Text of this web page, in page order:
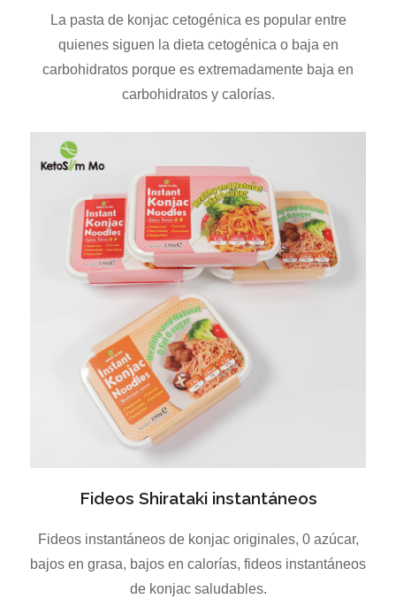
La pasta de konjac cetogénica es popular entre
quienes siguen la dieta cetogénica o baja en
carbohidratos porque es extremadamente baja en
carbohidratos y calorías.
Fideos Shirataki instantáneos
Fideos instantáneos de konjac originales, 0 azúcar,
bajos en grasa, bajos en calorías, fideos instantáneos
de konjac saludables.